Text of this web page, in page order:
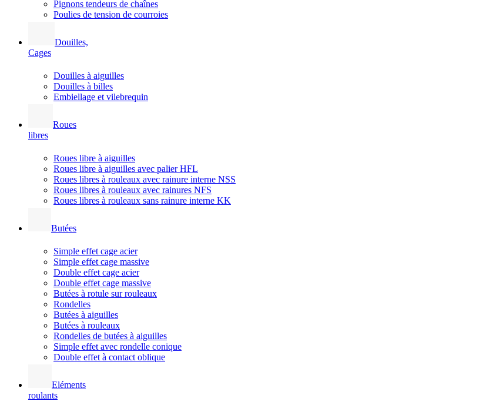
Pignons tendeurs de chaînes
Poulies de tension de courroies
Douilles,
Cages
Douilles à aiguilles
Douilles à billes
Embiellage et vilebrequin
Roues
libres
Roues libre à aiguilles
Roues libre à aiguilles avec palier HFL
Roues libres à rouleaux avec rainure interne NSS
Roues libres à rouleaux avec rainures NFS
Roues libres à rouleaux sans rainure interne KK
Butées
Simple effet cage acier
Simple effet cage massive
Double effet cage acier
Double effet cage massive
Butées à rotule sur rouleaux
Rondelles
Butées à aiguilles
Butées à rouleaux
Rondelles de butées à aiguilles
Simple effet avec rondelle conique
Double effet à contact oblique
Eléments
roulants